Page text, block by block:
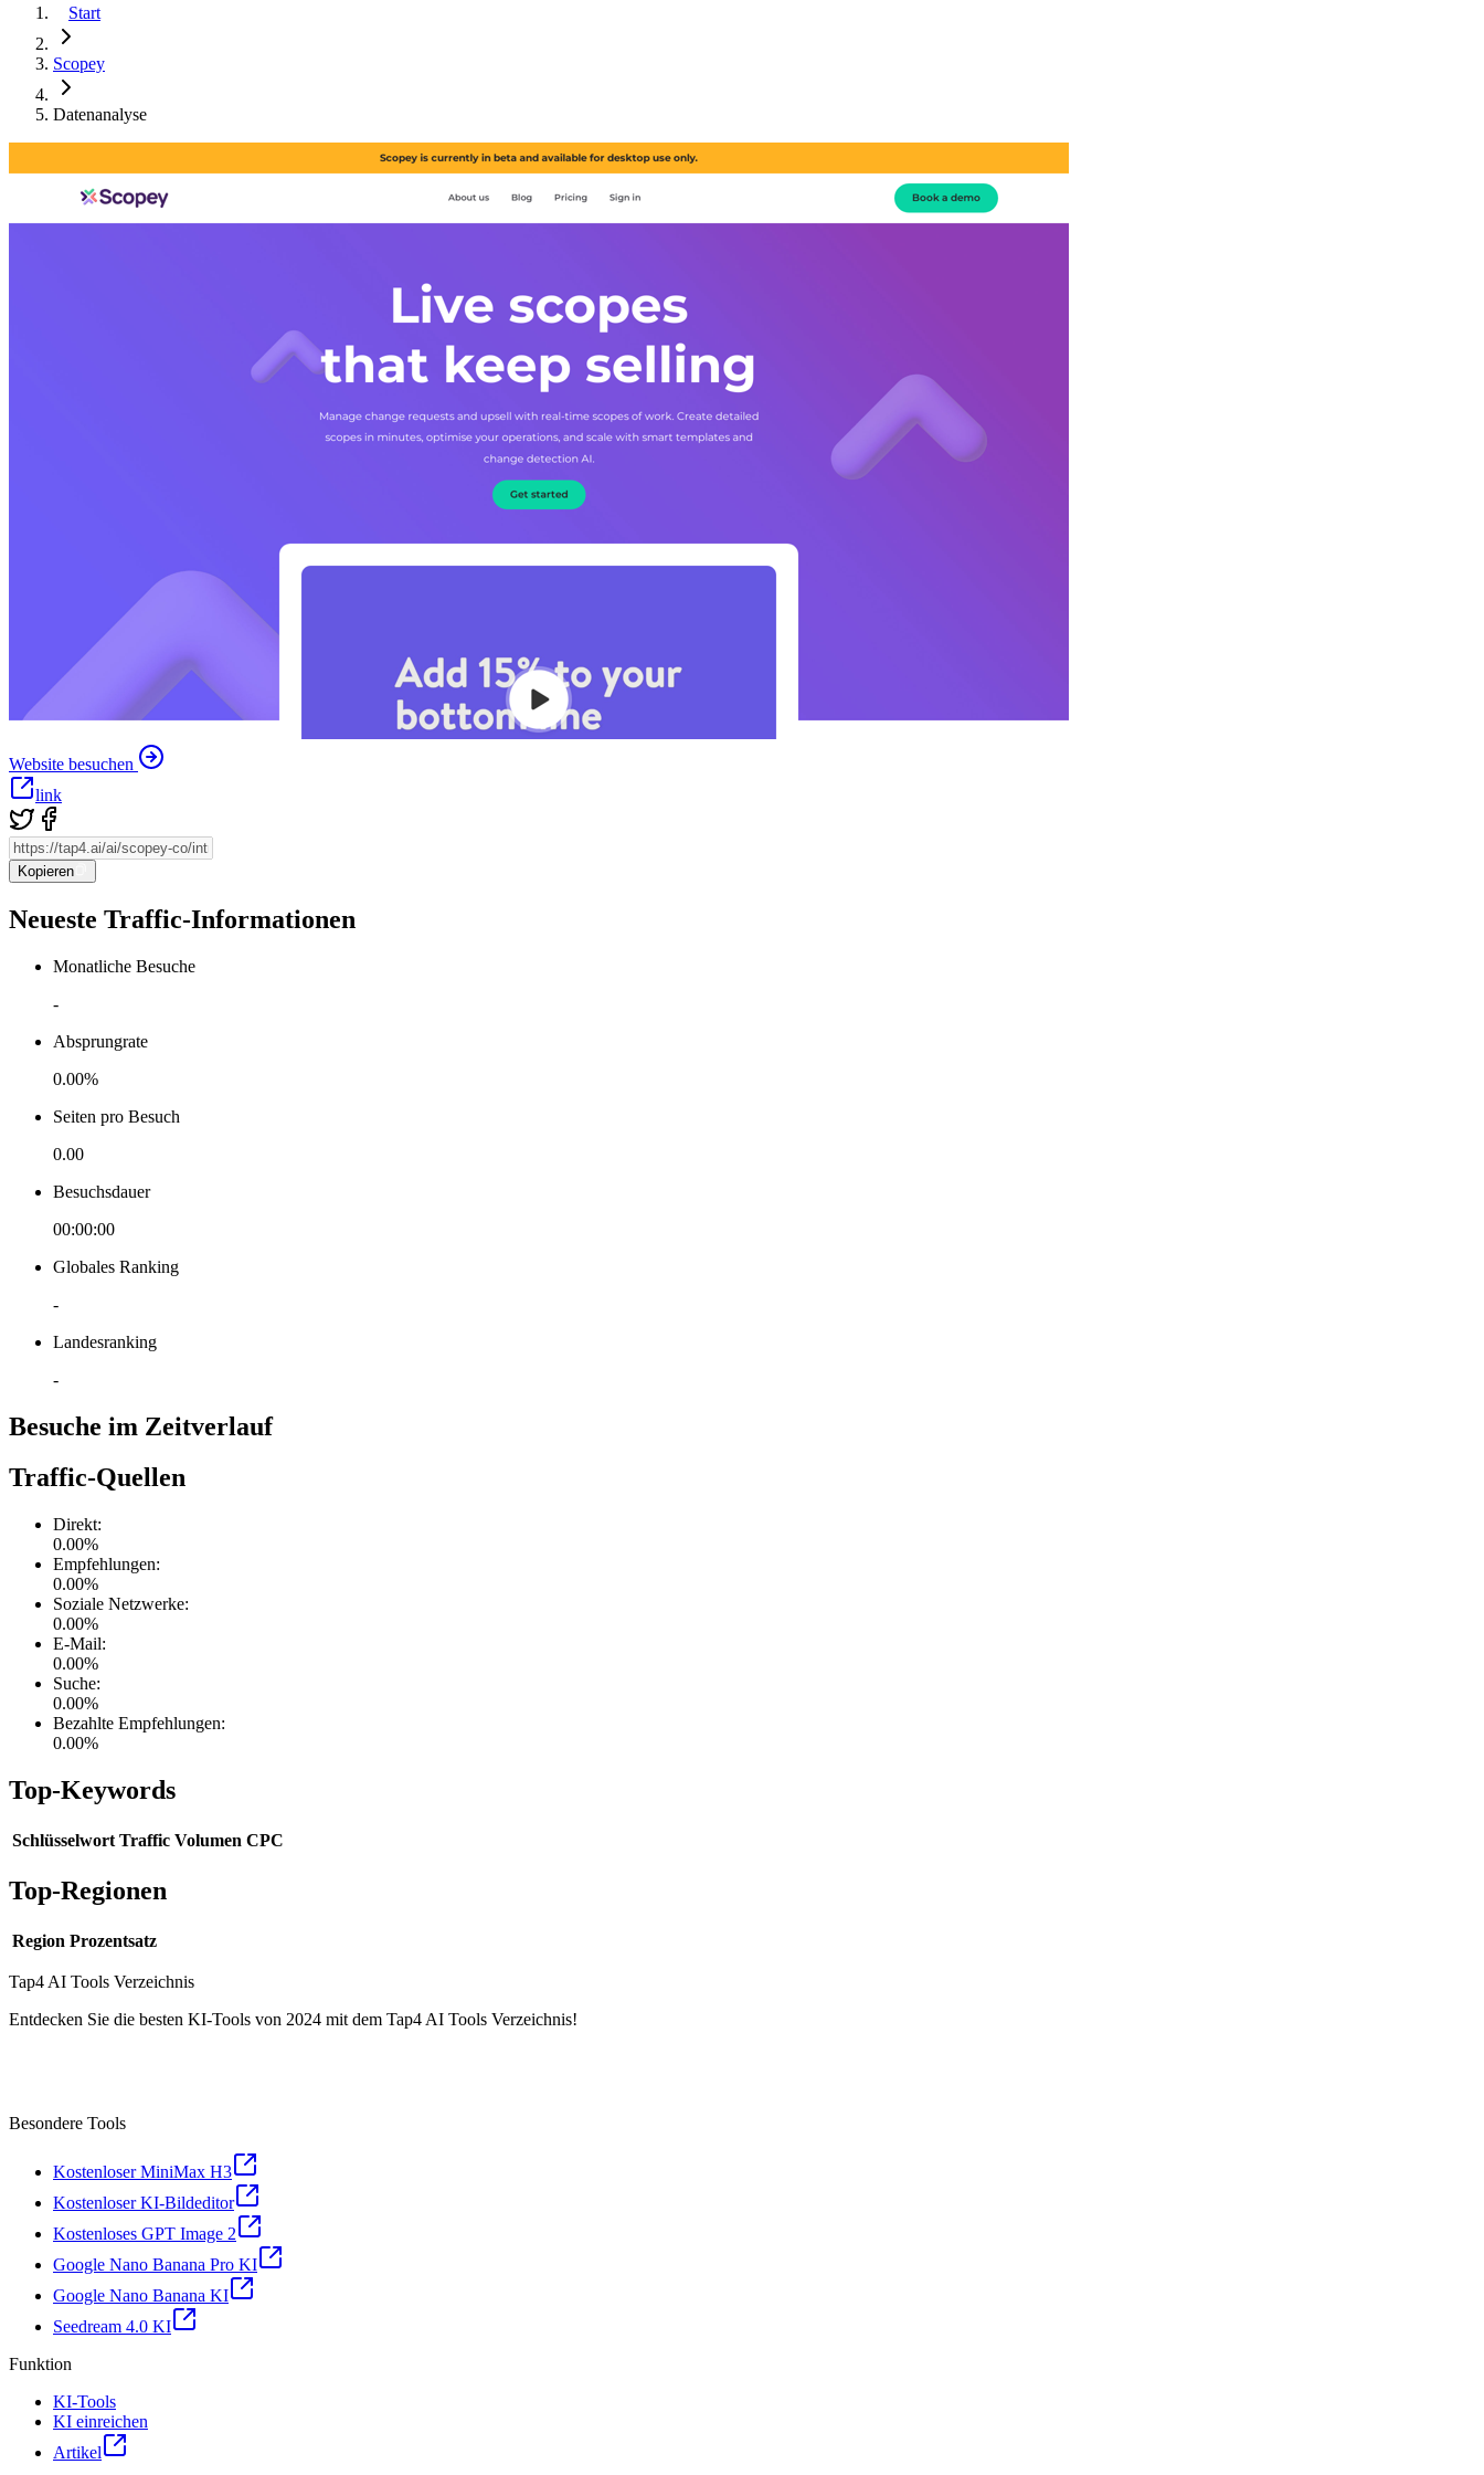
Start
Scopey
Datenanalyse
Website besuchen
link
Kopieren
Neueste Traffic-Informationen
Monatliche Besuche
-
Absprungrate
0.00%
Seiten pro Besuch
0.00
Besuchsdauer
00:00:00
Globales Ranking
-
Landesranking
-
Besuche im Zeitverlauf
Traffic-Quellen
Direkt:
0.00%
Empfehlungen:
0.00%
Soziale Netzwerke:
0.00%
E-Mail:
0.00%
Suche:
0.00%
Bezahlte Empfehlungen:
0.00%
Top-Keywords
Schlüsselwort Traffic Volumen CPC
Top-Regionen
Region Prozentsatz
Tap4 AI Tools Verzeichnis
Entdecken Sie die besten KI-Tools von 2024 mit dem Tap4 AI Tools Verzeichnis!
Besondere Tools
Kostenloser MiniMax H3
Kostenloser KI-Bildeditor
Kostenloses GPT Image 2
Google Nano Banana Pro KI
Google Nano Banana KI
Seedream 4.0 KI
Funktion
KI-Tools
KI einreichen
Artikel